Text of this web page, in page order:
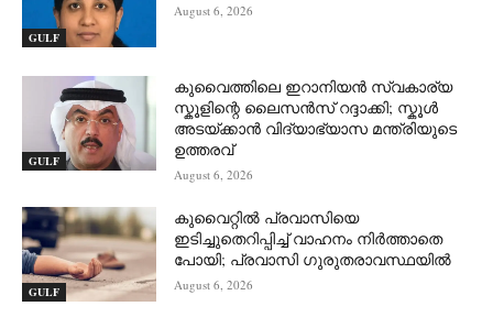
GULF
August 6, 2026
GULF
കുവൈത്തിലെ ഇറാനിയൻ സ്വകാര്യ
സ്കൂളിന്റെ ലൈസൻസ് റദ്ദാക്കി; സ്കൂൾ
അടയ്ക്കാൻ വിദ്യാഭ്യാസ മന്ത്രിയുടെ
ഉത്തരവ്
August 6, 2026
GULF
കുവൈറ്റിൽ പ്രവാസിയെ
ഇടിച്ചുതെറിപ്പിച്ച് വാഹനം നിർത്താതെ
പോയി; പ്രവാസി ഗുരുതരാവസ്ഥയിൽ
August 6, 2026